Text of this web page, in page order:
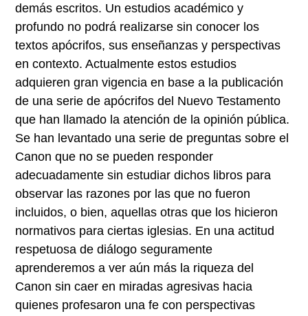
demás escritos. Un estudios académico y
profundo no podrá realizarse sin conocer los
textos apócrifos, sus enseñanzas y perspectivas
en contexto. Actualmente estos estudios
adquieren gran vigencia en base a la publicación
de una serie de apócrifos del Nuevo Testamento
que han llamado la atención de la opinión pública.
Se han levantado una serie de preguntas sobre el
Canon que no se pueden responder
adecuadamente sin estudiar dichos libros para
observar las razones por las que no fueron
incluidos, o bien, aquellas otras que los hicieron
normativos para ciertas iglesias. En una actitud
respetuosa de diálogo seguramente
aprenderemos a ver aún más la riqueza del
Canon sin caer en miradas agresivas hacia
quienes profesaron una fe con perspectivas